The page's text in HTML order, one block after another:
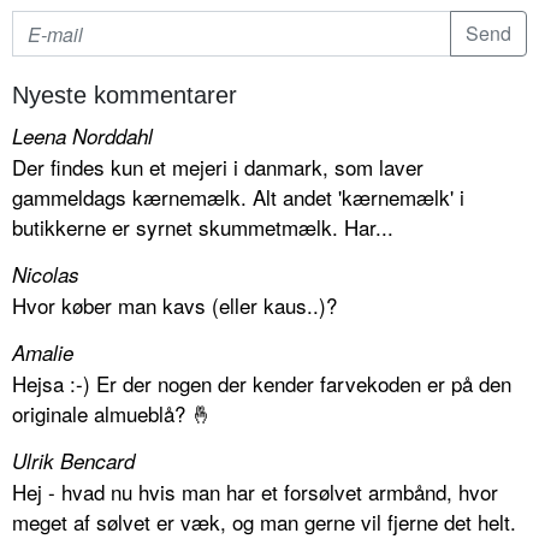
Nyeste kommentarer
Leena Norddahl
Der findes kun et mejeri i danmark, som laver
gammeldags kærnemælk. Alt andet 'kærnemælk' i
butikkerne er syrnet skummetmælk. Har...
Nicolas
Hvor køber man kavs (eller kaus..)?
Amalie
Hejsa :-) Er der nogen der kender farvekoden er på den
originale almueblå? 🤞
Ulrik Bencard
Hej - hvad nu hvis man har et forsølvet armbånd, hvor
meget af sølvet er væk, og man gerne vil fjerne det helt.